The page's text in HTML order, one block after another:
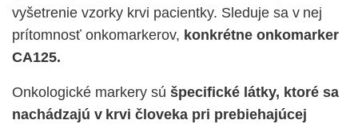
vyšetrenie vzorky krvi pacientky. Sleduje sa v nej
prítomnosť onkomarkerov, konkrétne onkomarker
CA125.
Onkologické markery sú špecifické látky, ktoré sa
nachádzajú v krvi človeka pri prebiehajúcej